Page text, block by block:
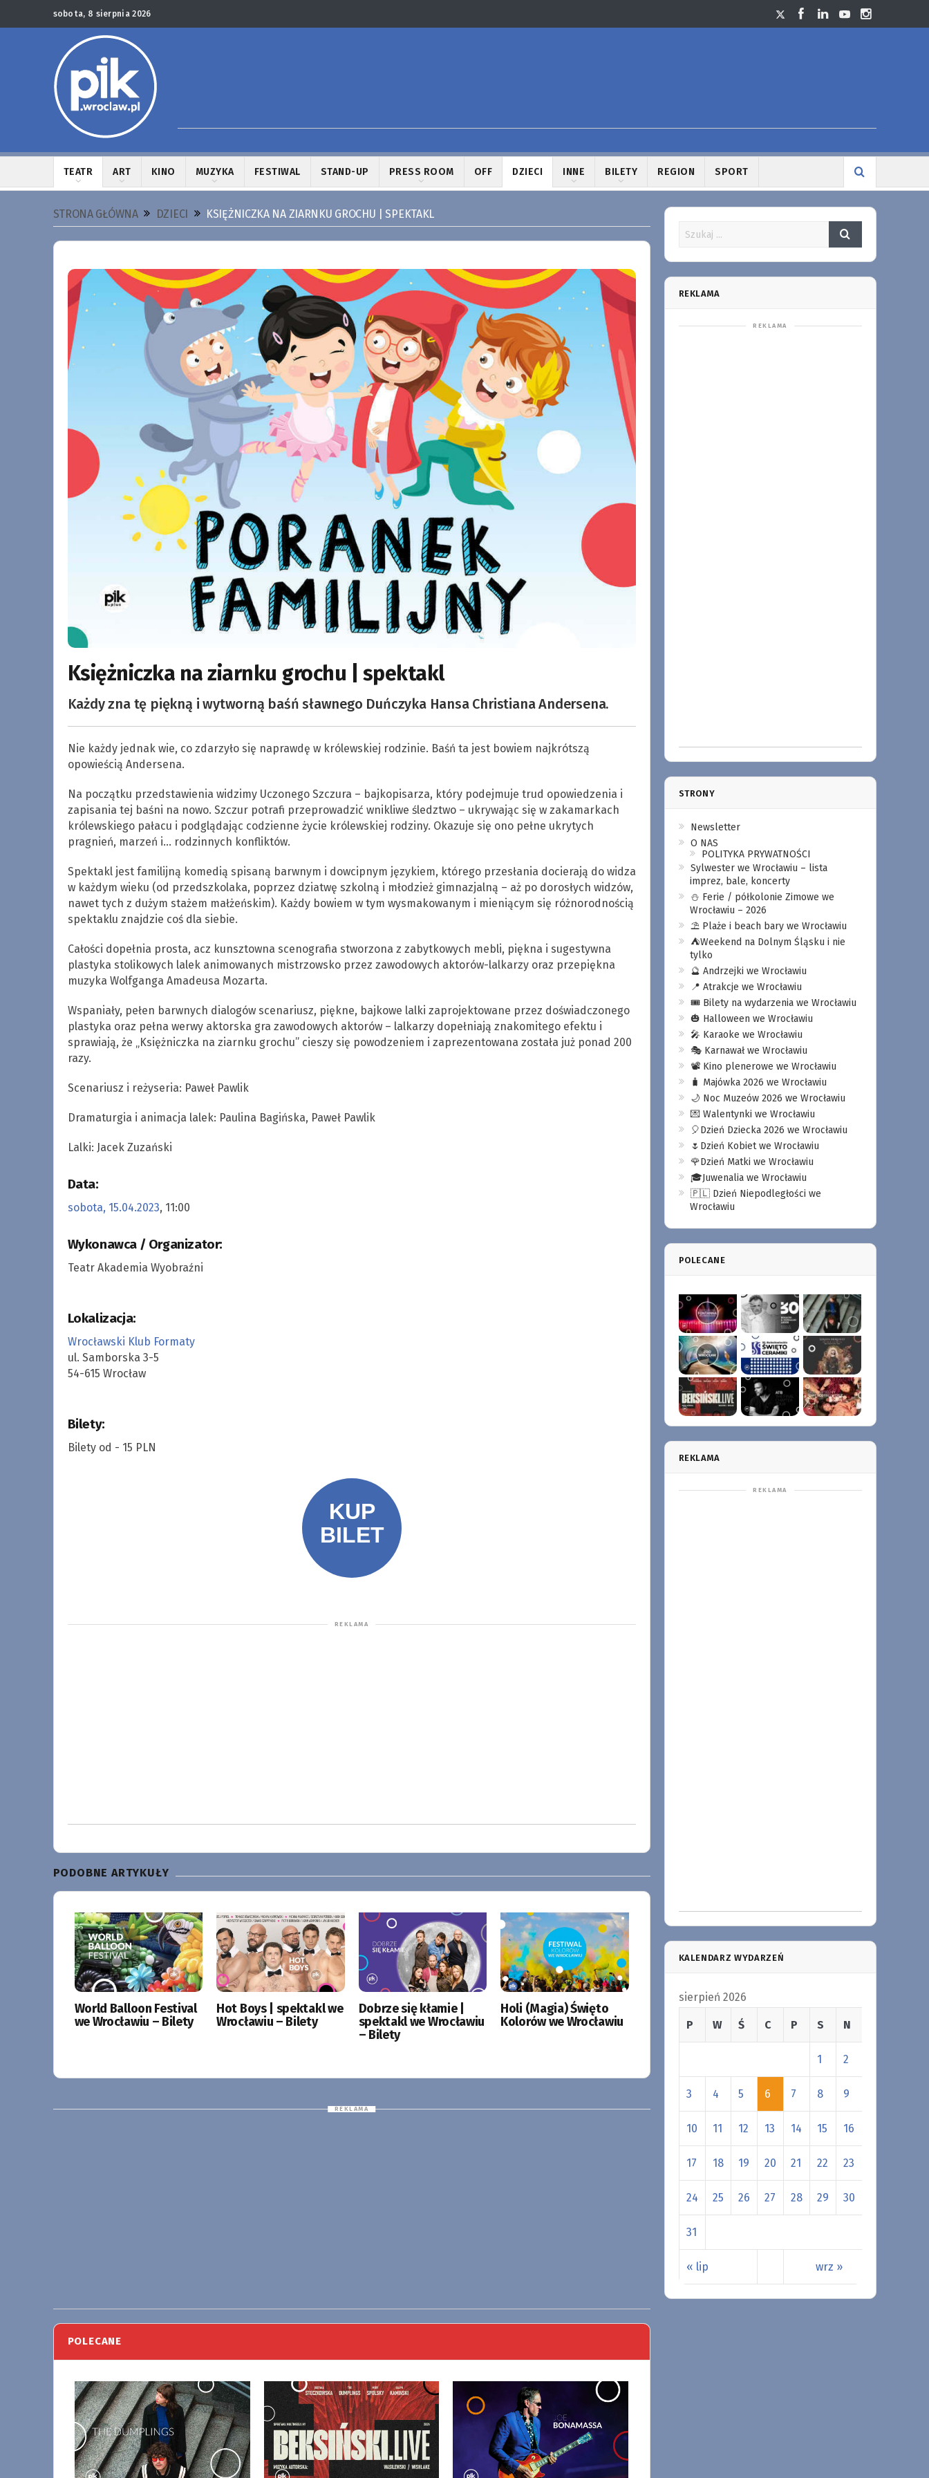
sobota, 8 sierpnia 2026
TEATR ART KINO MUZYKA FESTIWAL STAND-UP PRESS ROOM OFF DZIECI INNE BILETY REGION SPORT
STRONA GŁÓWNA DZIECI KSIĘŻNICZKA NA ZIARNKU GROCHU | SPEKTAKL
Księżniczka na ziarnku grochu | spektakl
Każdy zna tę piękną i wytworną baśń sławnego Duńczyka Hansa Christiana Andersena.
Nie każdy jednak wie, co zdarzyło się naprawdę w królewskiej rodzinie. Baśń ta jest bowiem najkrótszą
opowieścią Andersena.
Na początku przedstawienia widzimy Uczonego Szczura – bajkopisarza, który podejmuje trud opowiedzenia i
zapisania tej baśni na nowo. Szczur potrafi przeprowadzić wnikliwe śledztwo – ukrywając się w zakamarkach
królewskiego pałacu i podglądając codzienne życie królewskiej rodziny. Okazuje się ono pełne ukrytych
pragnień, marzeń i… rodzinnych konfliktów.
Spektakl jest familijną komedią spisaną barwnym i dowcipnym językiem, którego przesłania docierają do widza
w każdym wieku (od przedszkolaka, poprzez dziatwę szkolną i młodzież gimnazjalną – aż po dorosłych widzów,
nawet tych z dużym stażem małżeńskim). Każdy bowiem w tym wysmakowanym i mieniącym się różnorodnością
spektaklu znajdzie coś dla siebie.
Całości dopełnia prosta, acz kunsztowna scenografia stworzona z zabytkowych mebli, piękna i sugestywna
plastyka stolikowych lalek animowanych mistrzowsko przez zawodowych aktorów-lalkarzy oraz przepiękna
muzyka Wolfganga Amadeusa Mozarta.
Wspaniały, pełen barwnych dialogów scenariusz, piękne, bajkowe lalki zaprojektowane przez doświadczonego
plastyka oraz pełna werwy aktorska gra zawodowych aktorów – lalkarzy dopełniają znakomitego efektu i
sprawiają, że „Księżniczka na ziarnku grochu” cieszy się powodzeniem i zaprezentowana została już ponad 200
razy.
Scenariusz i reżyseria: Paweł Pawlik
Dramaturgia i animacja lalek: Paulina Bagińska, Paweł Pawlik
Lalki: Jacek Zuzański
Data:
sobota, 15.04.2023, 11:00
Wykonawca / Organizator:
Teatr Akademia Wyobraźni
Lokalizacja:
Wrocławski Klub Formaty
ul. Samborska 3-5
54-615 Wrocław
Bilety:
Bilety od - 15 PLN
PODOBNE ARTYKUŁY
World Balloon Festival
we Wrocławiu – Bilety
Hot Boys | spektakl we
Wrocławiu – Bilety
Dobrze się kłamie |
spektakl we Wrocławiu
– Bilety
Holi (Magia) Święto
Kolorów we Wrocławiu
POLECANE
REKLAMA
STRONY
Newsletter
O NAS
POLITYKA PRYWATNOŚCI
Sylwester we Wrocławiu – lista
imprez, bale, koncerty
⛄️ Ferie / półkolonie Zimowe we
Wrocławiu – 2026
⛱️ Plaże i beach bary we Wrocławiu
⛺️Weekend na Dolnym Śląsku i nie
tylko
🔮 Andrzejki we Wrocławiu
📍 Atrakcje we Wrocławiu
🎟️ Bilety na wydarzenia we Wrocławiu
🎃 Halloween we Wrocławiu
🎤 Karaoke we Wrocławiu
🎭 Karnawał we Wrocławiu
📽️ Kino plenerowe we Wrocławiu
🧳 Majówka 2026 we Wrocławiu
🌙 Noc Muzeów 2026 we Wrocławiu
💌 Walentynki we Wrocławiu
🎈Dzień Dziecka 2026 we Wrocławiu
🌷Dzień Kobiet we Wrocławiu
🌹Dzień Matki we Wrocławiu
🎓Juwenalia we Wrocławiu
🇵🇱 Dzień Niepodległości we
Wrocławiu
POLECANE
REKLAMA
KALENDARZ WYDARZEŃ
sierpień 2026
P W Ś C P S N
« lip wrz »
1 2
3 4 5 6 7 8 9
10 11 12 13 14 15 16
17 18 19 20 21 22 23
24 25 26 27 28 29 30
31